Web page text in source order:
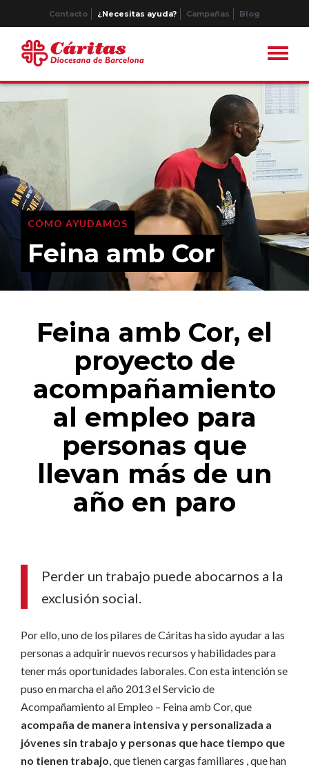
Contacto ¿Necesitas ayuda? Campañas Blog
CÓMO AYUDAMOS
Feina amb Cor
Feina amb Cor, el
proyecto de
acompañamiento
al empleo para
personas que
llevan más de un
año en paro
Perder un trabajo puede abocarnos a la
exclusión social.
Por ello, uno de los pilares de Cáritas ha sido ayudar a las
personas a adquirir nuevos recursos y habilidades para
tener más oportunidades laborales. Con esta intención se
puso en marcha el año 2013 el Servicio de
Acompañamiento al Empleo – Feina amb Cor, que
acompaña de manera intensiva y personalizada a
jóvenes sin trabajo y personas que hace tiempo que
no tienen trabajo, que tienen cargas familiares , que han